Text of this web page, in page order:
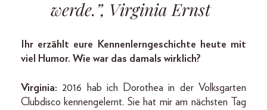
werde.”, Virginia Ernst
Ihr erzählt eure Kennenlern­geschichte heute mit
viel Humor. Wie war das damals wirklich?
Virginia:2016 hab ich Dorothea in der Volksgarten
Clubdisco kennengelernt. Sie hat mir am nächsten Tag